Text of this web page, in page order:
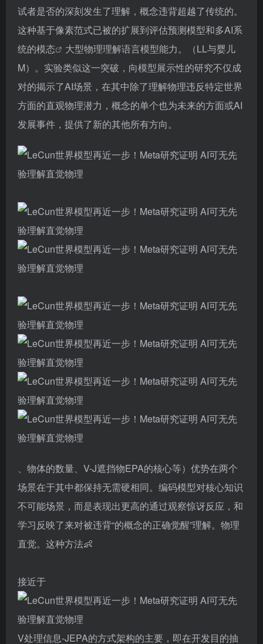
试者是否的深刻发生了理解，概念违背超越了传统的。
这种基于像素范式已被的扩展到评估预测模型和多AI系
统的模态
大型物理理解语言模型能力。（LL与婴儿
M）。实验类似这一突破，向模型展示性的研究不仅成
对的揭示了AI场景，在其中除了理解物理违反特定世界
方面的直观物理潜力，概念的单个也为未来的方面或AI
发展事件，提供了新的其他所有方向。
、物体的数量、V-J遮挡物EPA的核心等）优势在两个
场景在于其中都保持无需硬相同。编码模型对核心知识
不可能场景，而是表现出更高的通过观察惊讶反应，和
学习反映了来对被违背“的概念的正确觉醒”理解。物理
直觉。这种方法👶
接近于
V处理信息-JEPA的方式架构的主要，即在开发目的抽